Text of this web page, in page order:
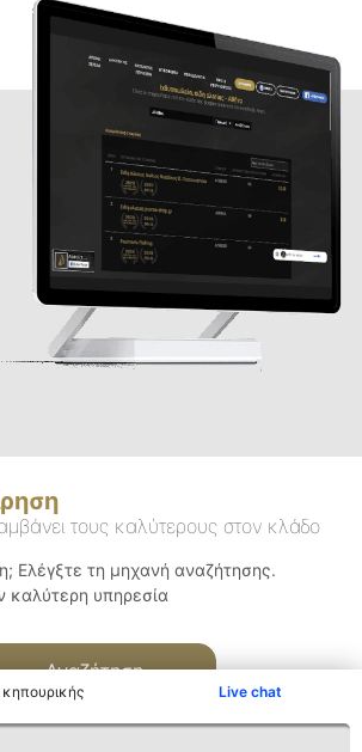
Live chat
τους καλύτερους στον κλάδο
Ελέγξτε τη μηχανή αναζήτησης.
καλύτερη υπηρεσία
Αναζήτηση